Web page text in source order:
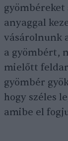
gyömbéreket
anyaggal
vásárolnunk
a gyömbért,
mielőtt
gyömbér
hogy széles
amibe el